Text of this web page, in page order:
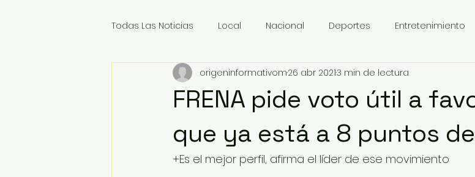
Todas Las Noticias Local Nacional Deportes Entretenimiento
Logística y Puertos Deportes
FRENA pide voto útil a
que ya está a 8 puntos
origeninformativom26 abr 20213 min de lectura
+Es el mejor perfil, afirma el líder de ese movimiento